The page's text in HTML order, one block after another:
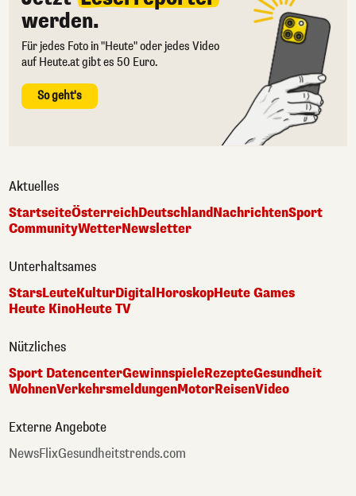
werden.
Für jedes Foto in "Heute" oder jedes Video
auf Heute.at gibt es 50 Euro.
So geht's
Aktuelles
StartseiteÖsterreichDeutschlandNachrichtenSport
CommunityWetterNewsletter
Unterhaltsames
StarsLeuteKulturDigital HoroskopHeute Games
Heute KinoHeute TV
Nützliches
Sport DatencenterGewinnspieleRezepteGesundheit
WohnenVerkehrsmeldungenMotorReisenVideo
Externe Angebote
NewsFlixGesundheitstrends.com